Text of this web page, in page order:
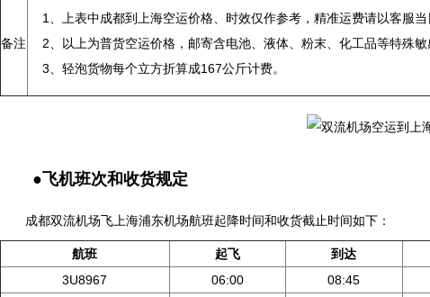
备注
1、上表中成都到上海空运价格、时效仅作参考，精准运费请以客服当
2、以上为普货空运价格，邮寄含电池、液体、粉末、化工品等特殊敏
3、轻泡货物每个立方折算成167公斤计费。
●飞机班次和收货规定
成都双流机场飞上海浦东机场航班起降时间和收货截止时间如下：
航班 起飞 到达
3U8967
06:00 08:45